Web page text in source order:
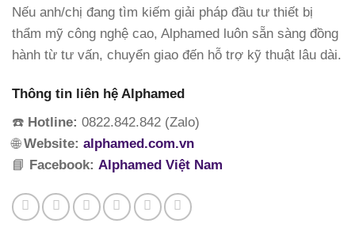
Nếu anh/chị đang tìm kiếm giải pháp đầu tư thiết bị
thẩm mỹ công nghệ cao, Alphamed luôn sẵn sàng đồng
hành từ tư vấn, chuyển giao đến hỗ trợ kỹ thuật lâu dài.
Thông tin liên hệ Alphamed
☎️ Hotline: 0822.842.842 (Zalo)
🌐Website: alphamed.com.vn
📘 Facebook: Alphamed Việt Nam